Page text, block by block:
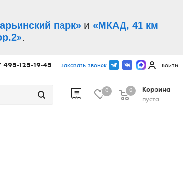
парк» и «МКАД, 41 км
.
495-125-19-45 Заказать звонок Войти
0
Корзина
пуста
0